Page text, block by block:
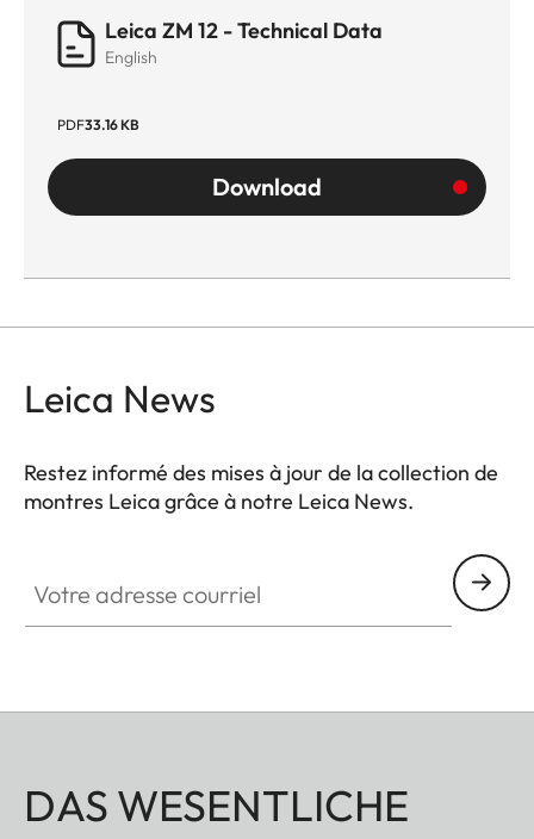
Leica ZM 12 - Technical Data
English
PDF33.16 KB
Download
Leica News
Restez informé des mises à jour de la collection de
montres Leica grâce à notre Leica News.
DAS WESENTLICHE